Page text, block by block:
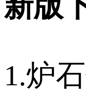
1.炉